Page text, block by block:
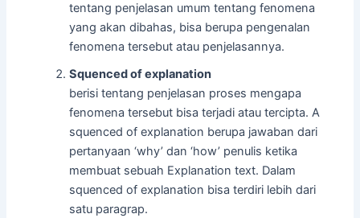
tentang penjelasan umum tentang fenomena
yang akan dibahas, bisa berupa pengenalan
fenomena tersebut atau penjelasannya.
Squenced of explanation
berisi tentang penjelasan proses mengapa
fenomena tersebut bisa terjadi atau tercipta. A
squenced of explanation berupa jawaban dari
pertanyaan ‘why’ dan ‘how’ penulis ketika
membuat sebuah Explanation text. Dalam
squenced of explanation bisa terdiri lebih dari
satu paragrap.